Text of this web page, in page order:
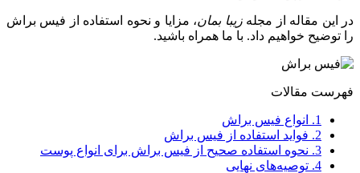
در این مقاله از مجلهزیبا بمان، مزایا و نحوه استفاده از فیس براش
را توضیح خواهیم داد. با ما همراه باشید.
فهرست مقالات
1.
انواع فیس براش
2. فواید استفاده از فیس براش
3. نحوه استفاده صحیح از فیس براش برای انواع پوست
4. توصیه‌های نهایی